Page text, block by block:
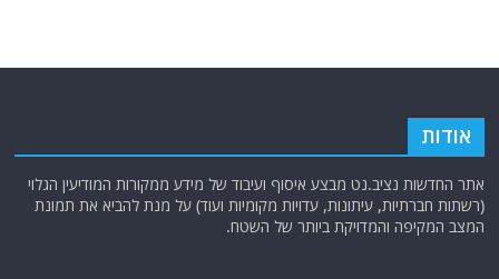
אודות
אתר החדשות נציב.נט מבצע איסוף ועיבוד של מידע ממקורות המודיעין הגלוי
(רשתות חברתיות, עיתונות, עדויות מקומיות ועוד) על מנת להביא את תמונת
המצב המקיפה והמדויקת ביותר של השטח.